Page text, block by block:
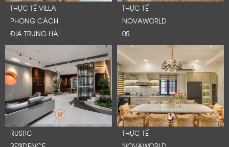
THỰC TẾ VILLA
PHONG CÁCH
ĐỊA TRUNG HẢI
THỰC TẾ
NOVAWORLD
05
RUSTIC
THỰC TẾ